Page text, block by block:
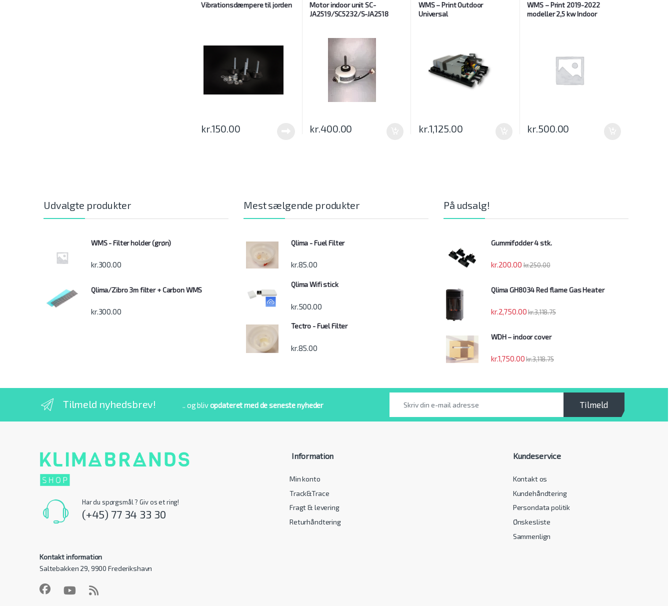
Vibrationsdæmpere til jorden
kr.150.00
Motor indoor unit SC-
JA2519/SC5232/S-JA2518
kr.400.00
WMS – Print Outdoor
Universal
kr.1,125.00
WMS – Print 2019-2022
modeller 2,5 kw Indoor
kr.500.00
Udvalgte produkter
WMS - Filter holder (grøn)
kr.300.00
Qlima/Zibro 3m filter + Carbon WMS
kr.300.00
Mest sælgende produkter
Qlima - Fuel Filter
kr.85.00
Qlima Wifi stick
kr.500.00
Tectro - Fuel Filter
kr.85.00
På udsalg!
Gummifødder 4 stk.
kr.200.00 kr.250.00
Qlima GH8034 Red flame Gas Heater
kr.2,750.00 kr.3,118.75
WDH – indoor cover
kr.1,750.00 kr.3,118.75
Tilmeld nyhedsbrev! .. og blivopdateret med de seneste nyheder Tilmeld
Har du spørgsmål ? Giv os et ring!
(+45) 77 34 33 30
Kontakt information
Saltebakken 29, 9900 Frederikshavn
Information
Min konto
Track&Trace
Fragt & levering
Returhåndtering
Kundeservice
Kontakt os
Kundehåndtering
Persondata politik
Ønskesliste
Sammenlign